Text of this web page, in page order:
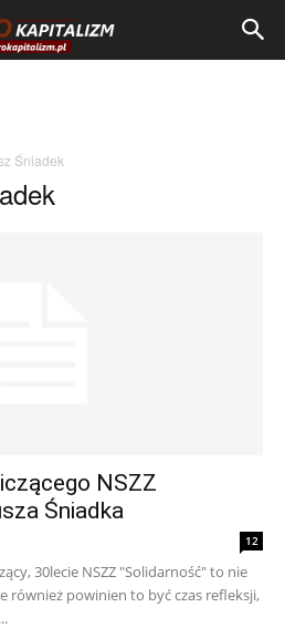
Śniadek
NSZZ
Śniadka
12
30lecie NSZZ "Solidarność" to nie
również powinien to być czas refleksji,